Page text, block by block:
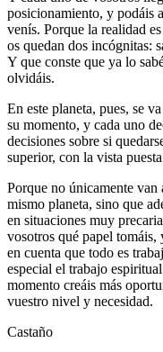
posicionamiento, y podáis
venís. Porque la realidad
os quedan dos incógnitas:
Y que conste que ya lo
olvidáis.
En este planeta, pues, se
su momento, y cada uno
decisiones sobre si
superior, con la vista
Porque no únicamente van
mismo planeta, sino que
en situaciones muy
vosotros qué papel
en cuenta que todo es
especial el trabajo
momento creáis más
vuestro nivel y necesidad.
Castaño